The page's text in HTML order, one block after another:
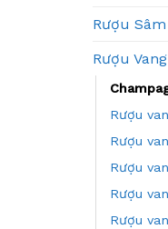
Rượu Sâm
Rượu Vang
Rượu
Rượu
Rượu
Rượu
Rượu